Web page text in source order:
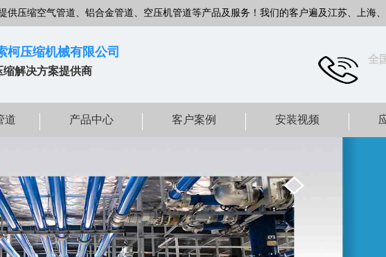
供压缩空气管道、铝合金管道、空压机管道等产品及服务！我们的客户遍及江苏、上海、
柯压缩机械有限公司
缩解决方案提供商
全
道 产品中心 客户案例 安装视频